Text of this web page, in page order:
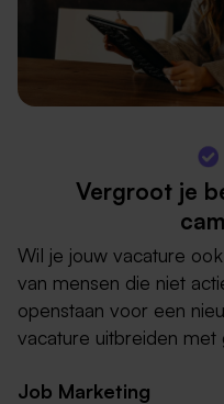
Vergroot je
Wil je jouw vacature
van mensen die niet
openstaan voor een
vacature uitbreiden met
Job Marketing